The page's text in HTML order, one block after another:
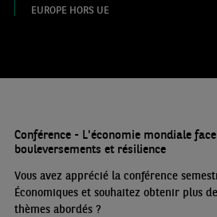
EUROPE HORS UE
Conférence - L'économie mondiale
bouleversements et résilience
Vous avez apprécié la conférence
Économiques et souhaitez obtenir plus
thèmes abordés?